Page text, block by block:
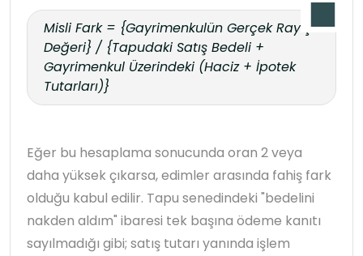
Misli Fark = {Gayrimenkulün Gerçek Rayiç
Değeri} / {Tapudaki Satış Bedeli +
Gayrimenkul Üzerindeki (Haciz + İpotek
Tutarları)}
Eğer bu hesaplama sonucunda oran 2 veya
daha yüksek çıkarsa, edimler arasında fahiş fark
olduğu kabul edilir. Tapu senedindeki "bedelini
nakden aldım" ibaresi tek başına ödeme kanıtı
sayılmadığı gibi; satış tutarı yanında işlem